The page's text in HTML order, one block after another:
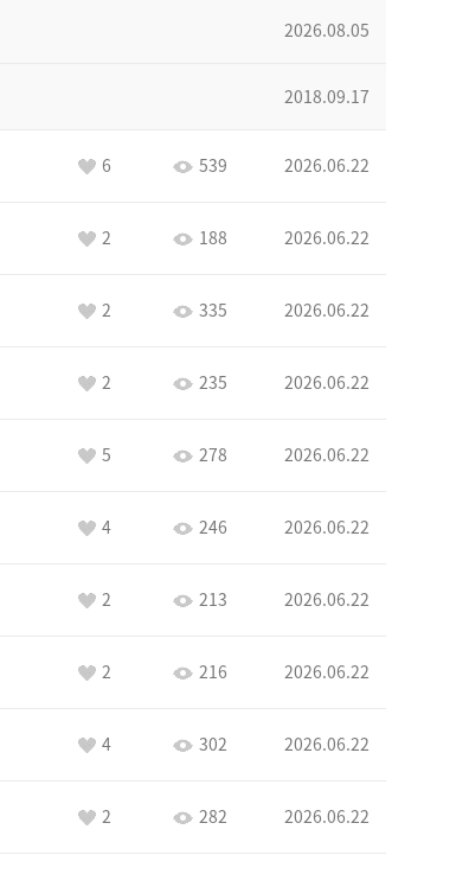
2026.08.05
2018.09.17
6 539 2026.06.22
2 188 2026.06.22
2 335 2026.06.22
2 235 2026.06.22
5 278 2026.06.22
4 246 2026.06.22
2 213 2026.06.22
2 216 2026.06.22
4 302 2026.06.22
2 282 2026.06.22